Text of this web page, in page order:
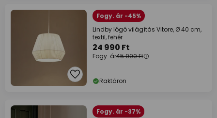
Fogy. ár -45%
Lindby lógó világítás Vitore, Ø 40 cm,
textil, fehér
24 990 Ft
Fogy. ár45 990 Ft
Raktáron
Fogy. ár -37%